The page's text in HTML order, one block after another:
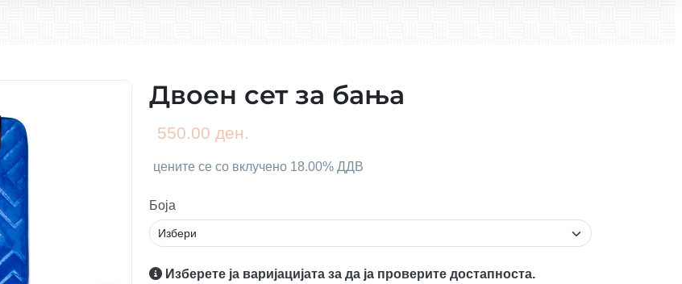
Двоен сет за бања
550.00 ден.
цените се со вклучено 18.00% ДДВ
Боја
Изберете ја варијацијата за да ја проверите достапноста.